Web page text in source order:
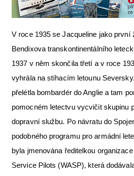
V roce 1935 se Jacqueline jako první
Bendixova transkontinentálního
1937 v něm skončila třetí a v roce
vyhrála na stíhacím letounu
přelétla bombardér do Anglie a tam
pomocném letectvu vycvičit skupinu
dopravní službu. Po návratu do
podobného programu pro armádní
byla jmenována ředitelkou
Service Pilots (WASP), která